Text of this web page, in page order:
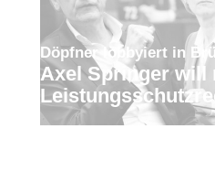
Döpfner lobbyiert in
Axel Springer will